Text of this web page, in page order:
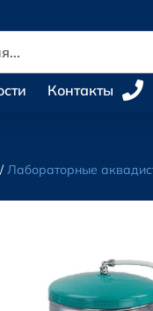
Контакты
/Лабораторные